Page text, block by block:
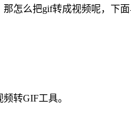
怎么把gif转成视频呢，下
转GIF工具。